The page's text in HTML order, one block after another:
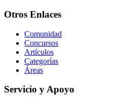
Otros Enlaces
Comunidad
Concursos
Artículos
Categorías
Áreas
Servicio y Apoyo